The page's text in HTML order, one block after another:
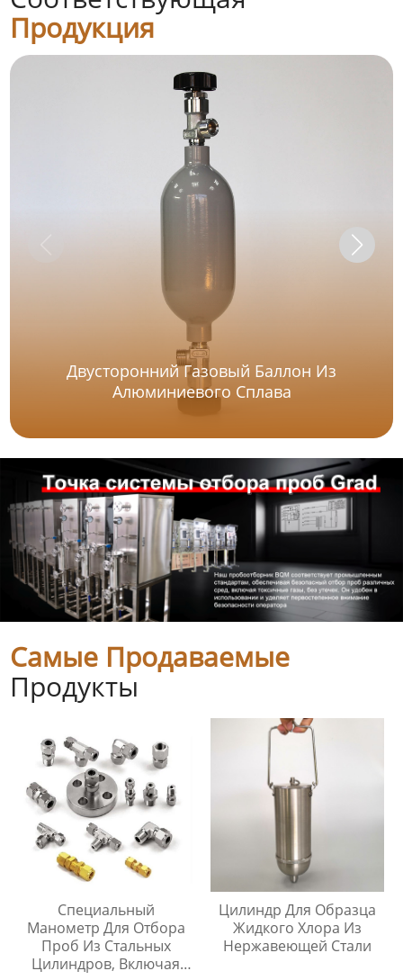
Продукция
Двусторонний Газовый Баллон Из
Алюминиевого Сплава
Самые Продаваемые
Продукты
Специальный
Манометр Для Отбора
Проб Из Стальных
Цилиндров, Включая
Цилиндр Для Образца
Жидкого Хлора Из
Нержавеющей Стали